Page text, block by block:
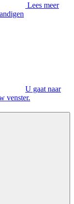
Lees meer
U gaat naar
venster.